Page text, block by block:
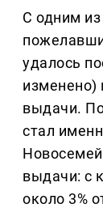
С одним
удалось
изменено)
выдачи.
стал
выдачи: с
около 3%